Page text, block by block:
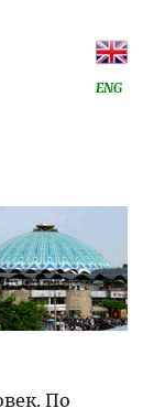
ENG
По